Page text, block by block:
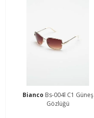
Bianco Bs-004l C1 Güneş
Gözlüğü